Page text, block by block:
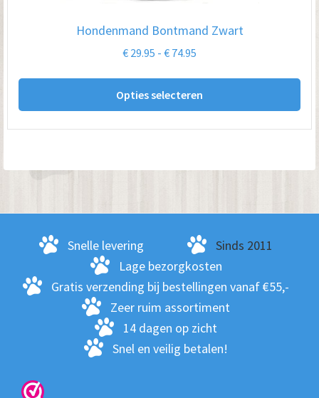
Hondenmand Bontmand Zwart
€ 29.95 - € 74.95
€ 74.95
Opties selecteren
Dit
Snelle levering
Sinds 2011
Lage bezorgkosten
Gratis verzending bij bestellingen vanaf €55,-
Zeer ruim assortiment
14 dagen op zicht
Snel en veilig betalen!